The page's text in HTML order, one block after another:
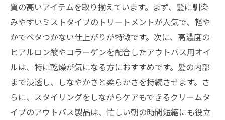
質の高いアイテムを取り揃えています。まず、髪に馴染
みやすいミストタイプのトリートメントが人気で、軽や
かでベタつかない仕上がりが特徴です。次に、高濃度の
ヒアルロン酸やコラーゲンを配合したアウトバス用オイ
ルは、特に乾燥が気になる方におすすめです。髪の内部
まで浸透し、しなやかさと柔らかさを持続させます。さ
らに、スタイリングをしながらケアもできるクリームタ
イプのアウトバス製品は、忙しい朝の時間短縮にも役立